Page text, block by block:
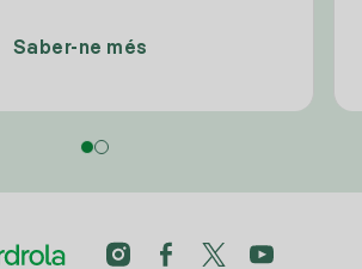
Saber-ne més